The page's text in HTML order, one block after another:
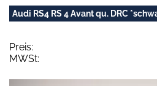
Audi RS4 RS 4 Avant qu. DRC
Preis:
MWSt: